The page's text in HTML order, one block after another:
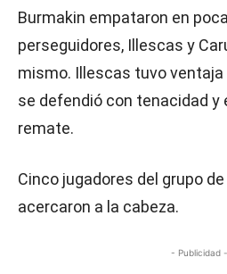
Burmakin empataron en
perseguidores, Illescas y
mismo. Illescas tuvo ventaja
se defendió con tenacidad y
remate.
Cinco jugadores del grupo
acercaron a la cabeza.
- Publicidad -